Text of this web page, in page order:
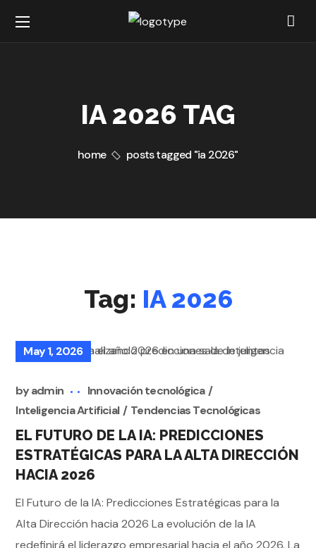
IA 2026 TAG
home posts tagged "ia 2026"
Tag: IA 2026
May 1, 2026
byadmin
Innovación tecnológica
Inteligencia Artificial
Tendencias Tecnológicas
EL FUTURO DE LA IA: PREDICCIONES
ESTRATÉGICAS PARA LA ALTA DIRECCIÓN
HACIA 2026
El Futuro de la IA: Predicciones Estratégicas para la
Alta Dirección hacia 2026 La evolución de la IA
redefinirá el liderazgo empresarial hacia el año 2026. La